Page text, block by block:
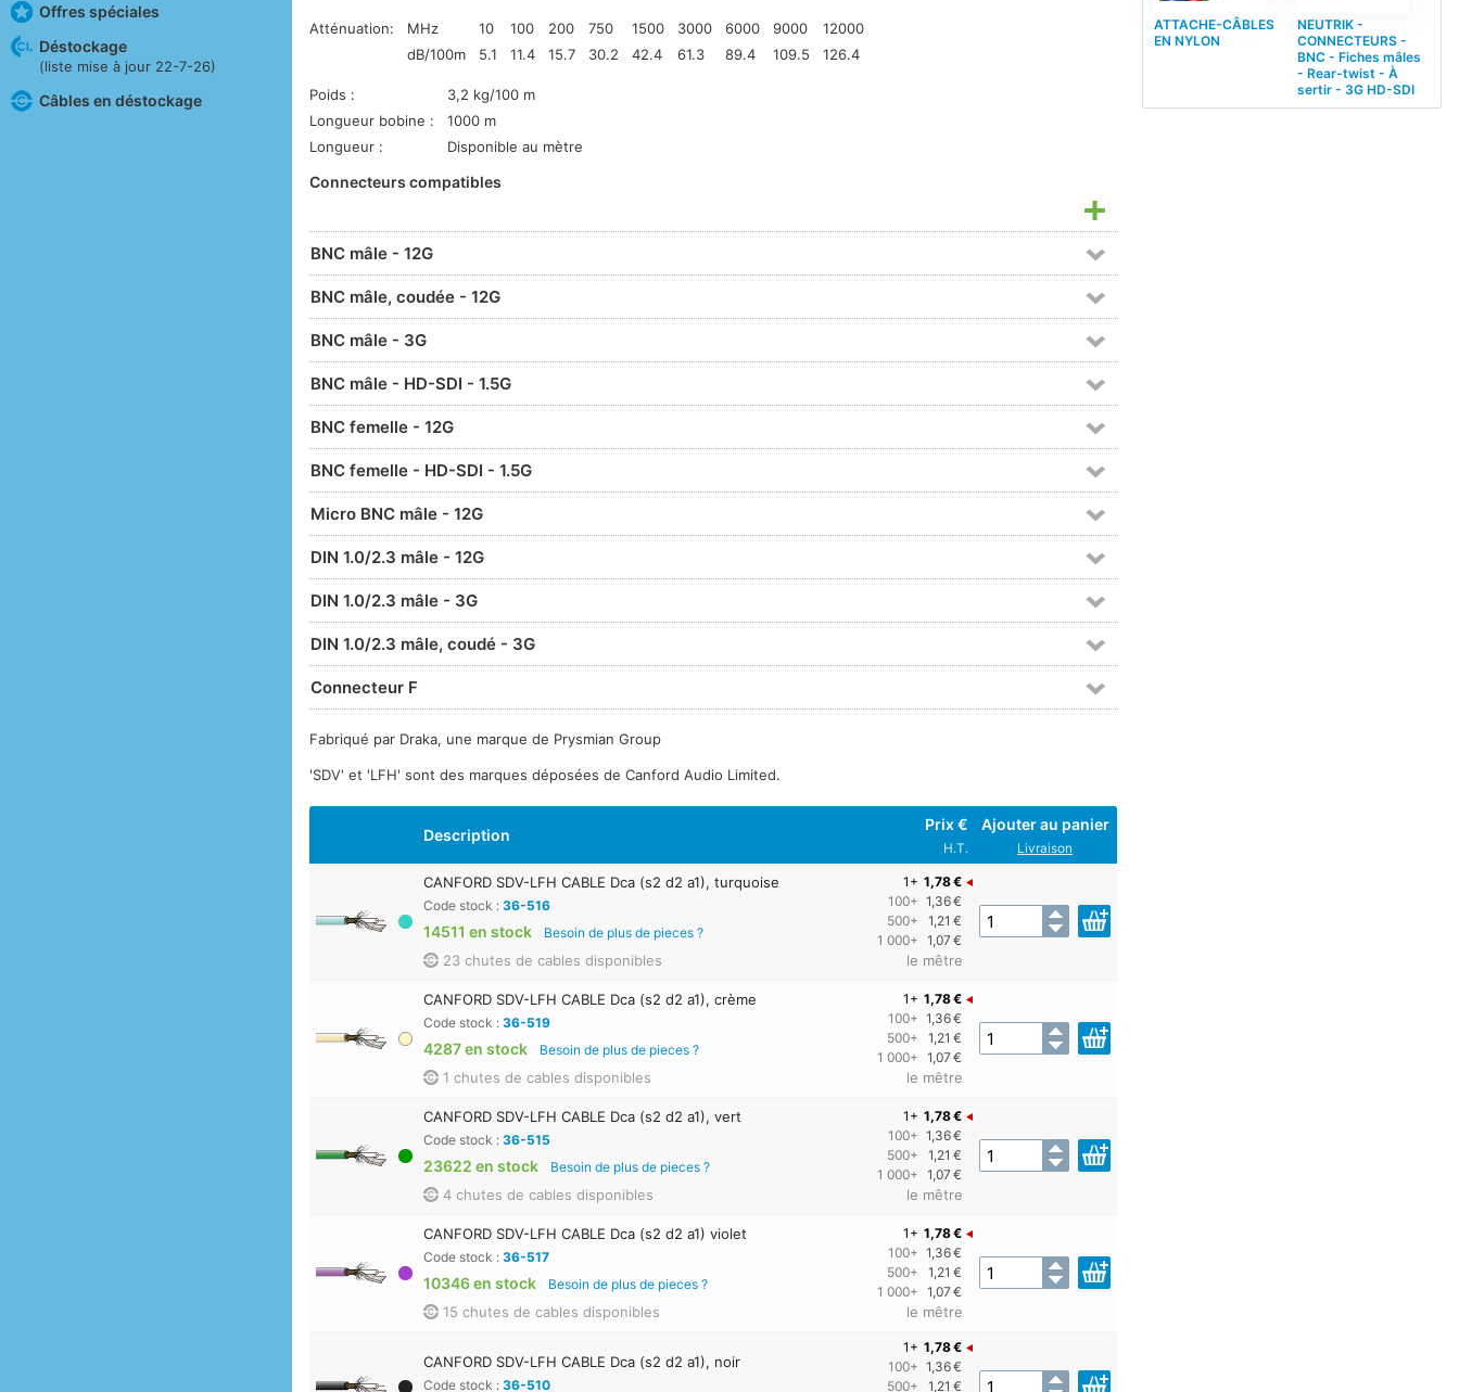
Offres spéciales
Déstockage
(liste mise à jour 22-7-26)
Câbles en déstockage
Atténuation: MHz 10 100 200 750 1500 3000 6000 9000
12000
dB/100m
5.1 11.4 15.7 30.2 42.4 61.3 89.4 109.5 126.4
Poids :
3,2 kg/100 m
Longueur bobine :
1000 m
Longueur :
Disponible au mètre
Connecteurs compatibles
BNC mâle - 12G
BNC mâle, coudée - 12G
BNC mâle - 3G
BNC mâle - HD-SDI - 1.5G
BNC femelle - 12G
BNC femelle - HD-SDI - 1.5G
Micro BNC mâle - 12G
DIN 1.0/2.3 mâle - 12G
DIN 1.0/2.3 mâle - 3G
DIN 1.0/2.3 mâle, coudé - 3G
Connecteur F
Fabriqué par Draka, une marque de Prysmian Group
'SDV' et 'LFH' sont des marques déposées de Canford Audio Limited.
Description
Prix €
H.T.
Ajouter au panier
Livraison
CANFORD SDV-LFH CABLE Dca (s2 d2 a1), turquoise
Code stock :36-516
14511 en stock Besoin de plus de pieces ?
23 chutes de cables disponibles
1+ 1,78 €
100+ 1,36 €
500+
1,21 €
1 000+
1,07 €
le mêtre
CANFORD SDV-LFH CABLE Dca (s2 d2 a1), crème
Code stock :36-519
4287 en stock Besoin de plus de pieces ?
1 chutes de cables disponibles
1+ 1,78 €
100+ 1,36 €
500+
1,21 €
1 000+
1,07 €
le mêtre
CANFORD SDV-LFH CABLE Dca (s2 d2 a1), vert
Code stock :36-515
23622 en stock Besoin de plus de pieces ?
4 chutes de cables disponibles
1+ 1,78 €
100+ 1,36 €
500+
1,21 €
1 000+
1,07 €
le mêtre
CANFORD SDV-LFH CABLE Dca (s2 d2 a1) violet
Code stock :36-517
10346 en stock Besoin de plus de pieces ?
15 chutes de cables disponibles
1+ 1,78 €
100+ 1,36 €
500+
1,21 €
1 000+
1,07 €
le mêtre
CANFORD SDV-LFH CABLE Dca (s2 d2 a1), noir
Code stock :36-510
1+ 1,78 €
100+ 1,36 €
500+
1,21 €
ATTACHE-CÂBLES
EN NYLON
NEUTRIK -
CONNECTEURS -
BNC - Fiches mâles
- Rear-twist - À
sertir - 3G HD-SDI